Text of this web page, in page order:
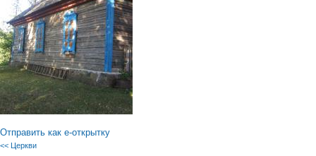
Отправить как е-открытку
<< Церкви